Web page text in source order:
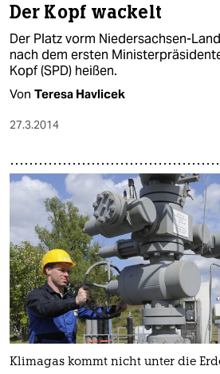
Der Kopf wackelt
Der Platz vorm Niedersachsen-
nach dem ersten
Kopf (SPD) heißen.
Von Teresa Havlicek
27.3.2014
Klimagas kommt nicht unter die